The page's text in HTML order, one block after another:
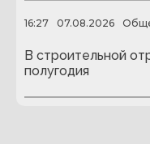
16:27 07.08.2026
В строительной
полугодия